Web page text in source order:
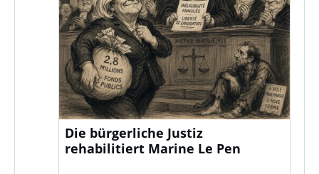
Die bürgerliche Justiz
rehabilitiert Marine Le Pen